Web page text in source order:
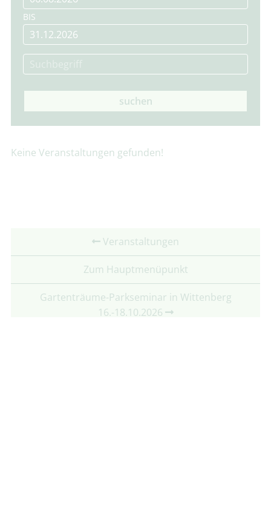
BIS
suchen
Keine Veranstaltungen gefunden!
Veranstaltungen
Zum Hauptmenüpunkt
Gartenträume-Parkseminar in Wittenberg
16.-18.10.2026